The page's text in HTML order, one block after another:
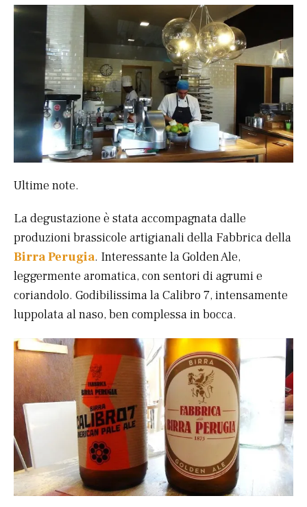
Ultime note.
La degustazione è stata accompagnata dalle
produzioni brassicole artigianali della Fabbrica della
Birra Perugia. Interessante la Golden Ale,
leggermente aromatica, con sentori di agrumi e
coriandolo. Godibilissima la Calibro 7, intensamente
luppolata al naso, ben complessa in bocca.